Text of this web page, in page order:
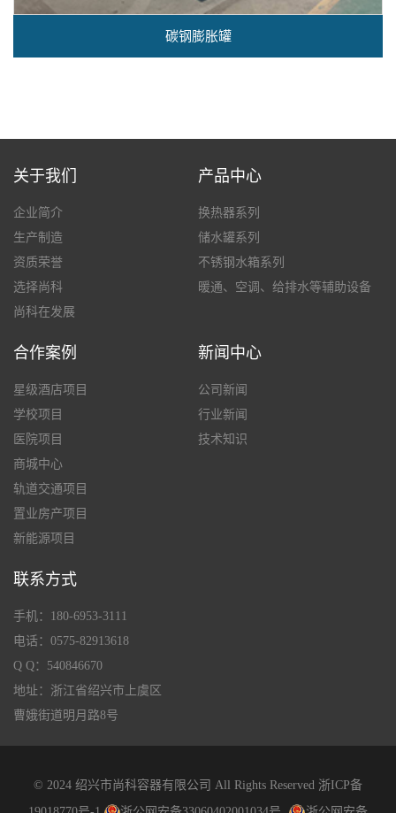
碳钢膨胀罐
关于我们
企业简介
生产制造
资质荣誉
选择尚科
尚科在发展
产品中心
换热器系列
储水罐系列
不锈钢水箱系列
暖通、空调、给排水等辅助设备
合作案例
星级酒店项目
学校项目
医院项目
商城中心
轨道交通项目
置业房产项目
新能源项目
新闻中心
公司新闻
行业新闻
技术知识
联系方式
手机：180-6953-3111
电话：0575-82913618
Q Q：540846670
地址：浙江省绍兴市上虞区
曹娥街道明月路8号
© 2024 绍兴市尚科容器有限公司 All Rights Reserved 浙ICP备